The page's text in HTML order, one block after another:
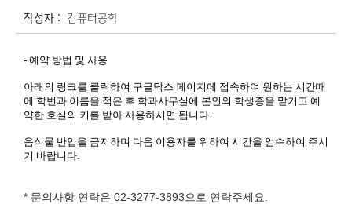
작성자 : 컴퓨터공학
- 예약 방법 및 사용
아래의 링크를 클릭하여 구글닥스 페이지에 접속하여 원하는 시간때
에 학번과 이름을 적은 후 학과사무실에 본인의 학생증을 맡기고 예
약한 호실의 키를 받아 사용하시면 됩니다.
음식물 반입을 금지하며 다음 이용자를 위하여 시간을 엄수하여 주시
기 바랍니다.
* 문의사항 연락은 02-3277-3893으로 연락주세요.